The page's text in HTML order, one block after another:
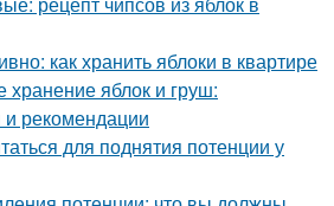
как хранить яблоки в квартире
хранение яблок и груш:
и рекомендации
для поднятия потенции у